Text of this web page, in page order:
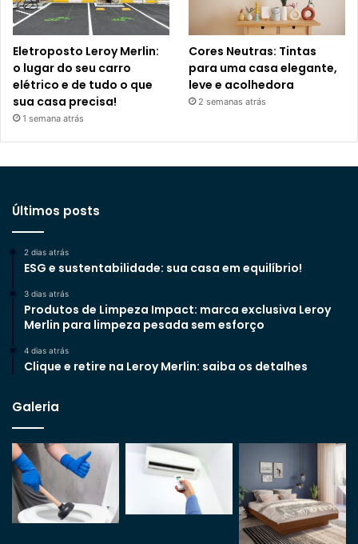
Eletroposto Leroy Merlin:
o lugar do seu carro
elétrico e de tudo o que
sua casa precisa!
1 semana atrás
Cores Neutras: Tintas
para uma casa elegante,
leve e acolhedora
2 semanas atrás
Últimos posts
2 dias atrás
ESG e sustentabilidade: sua casa em equilíbrio!
3 dias atrás
Produtos de Limpeza Impact: marca exclusiva Leroy
Merlin para limpeza pesada sem esforço
4 dias atrás
Clique e retire na Leroy Merlin: saiba os detalhes
Galeria